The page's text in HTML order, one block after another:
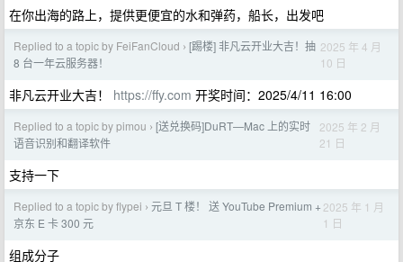
在你出海的路上，提供更便宜的水和弹药，船长，出发吧
Replied to a topic by FeiFanCloud › [踢楼] 非凡云开业大吉！抽
8 台一年云服务器！
2025 年 4 月
10 日
非凡云开业大吉！ https://ffy.com 开奖时间：2025/4/11 16:00
Replied to a topic by pimou › [送兑换码]DuRT—Mac 上的实时
语音识别和翻译软件
2025 年 2 月
21 日
支持一下
Replied to a topic by flypei › 元旦 T 楼！ 送 YouTube Premium +
京东 E 卡 300 元
2025 年 1 月
1 日
组成分子